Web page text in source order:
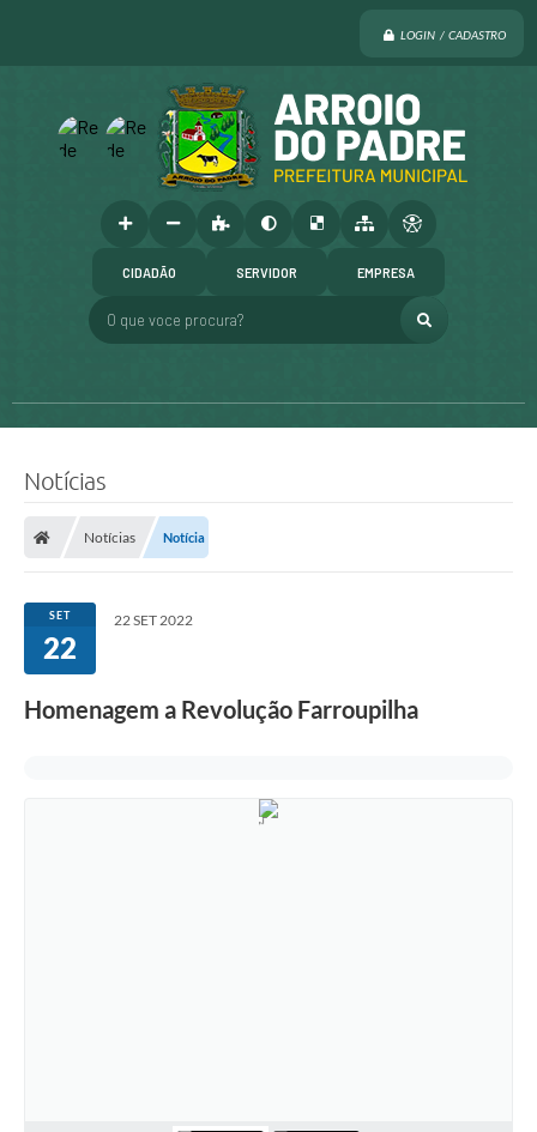
LOGIN / CADASTRO
O que voce procura?
CIDADÃO SERVIDOR EMPRESA
Notícias
Notícias Notícia
SET
22
22 SET 2022
Homenagem a Revolução Farroupilha